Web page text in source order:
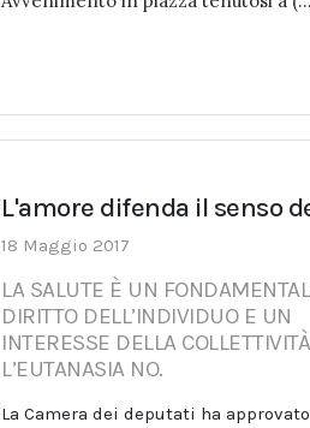
L'amore difenda il senso
18 Maggio 2017
LA SALUTE È UN
DIRITTO DELL’INDIVIDUO E UN
INTERESSE DELLA
L’EUTANASIA NO.
La Camera dei deputati ha